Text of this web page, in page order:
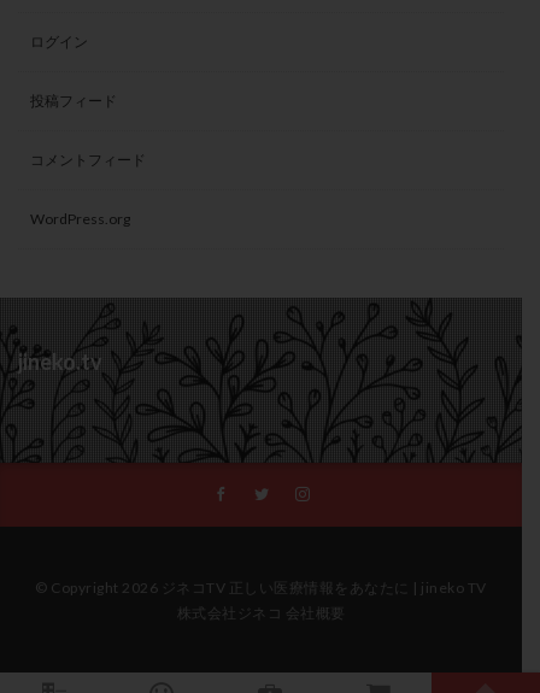
ログイン
投稿フィード
コメントフィード
WordPress.org
jineko.tv
© Copyright 2026 ジネコTV 正しい医療情報をあなたに | jineko TV
株式会社ジネコ 会社概要